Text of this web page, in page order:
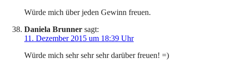
Würde mich über jeden Gewinn freuen.
Daniela Brunner sagt:
11. Dezember 2015 um 18:39 Uhr
Würde mich sehr sehr sehr darüber freuen! =)